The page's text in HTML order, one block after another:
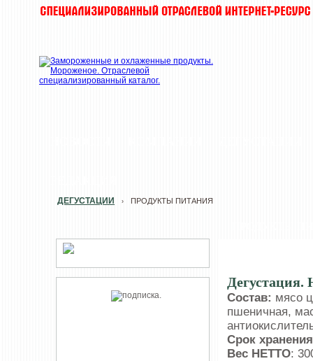
ДЕГУСТАЦИИ › ПРОДУКТЫ ПИТАНИЯ
Состав: мясо
пшеничная,
Срок
Вес НЕТТО: